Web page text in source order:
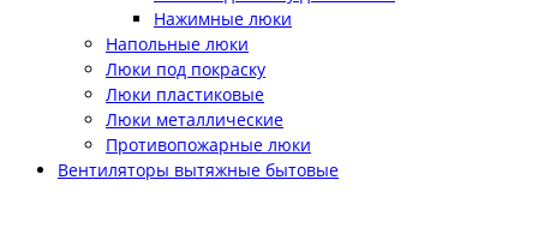
Нажимные люки
Напольные люки
Люки под покраску
Люки пластиковые
Люки металлические
Противопожарные люки
Вентиляторы вытяжные бытовые